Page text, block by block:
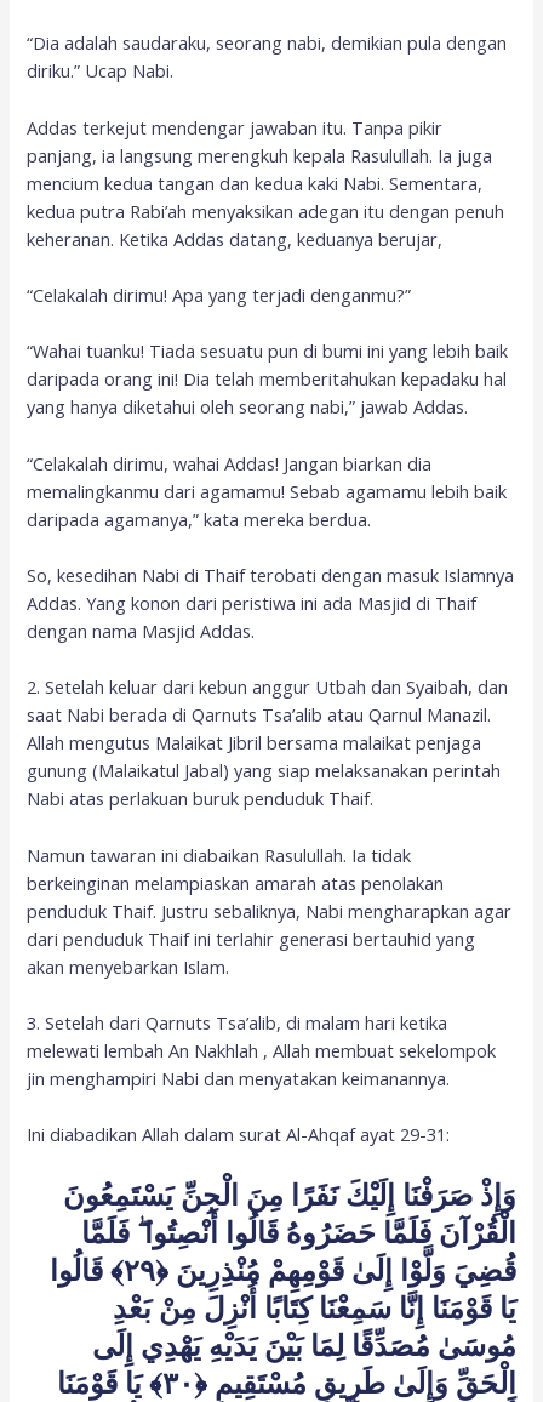
“Dia adalah saudaraku, seorang nabi, demikian pula dengan
diriku.” Ucap Nabi.
Addas terkejut mendengar jawaban itu. Tanpa pikir
panjang, ia langsung merengkuh kepala Rasulullah. Ia juga
mencium kedua tangan dan kedua kaki Nabi. Sementara,
kedua putra Rabi’ah menyaksikan adegan itu dengan penuh
keheranan. Ketika Addas datang, keduanya berujar,
“Celakalah dirimu! Apa yang terjadi denganmu?”
“Wahai tuanku! Tiada sesuatu pun di bumi ini yang lebih baik
daripada orang ini! Dia telah memberitahukan kepadaku hal
yang hanya diketahui oleh seorang nabi,” jawab Addas.
“Celakalah dirimu, wahai Addas! Jangan biarkan dia
memalingkanmu dari agamamu! Sebab agamamu lebih baik
daripada agamanya,” kata mereka berdua.
So, kesedihan Nabi di Thaif terobati dengan masuk Islamnya
Addas. Yang konon dari peristiwa ini ada Masjid di Thaif
dengan nama Masjid Addas.
2. Setelah keluar dari kebun anggur Utbah dan Syaibah, dan
saat Nabi berada di Qarnuts Tsa’alib atau Qarnul Manazil.
Allah mengutus Malaikat Jibril bersama malaikat penjaga
gunung (Malaikatul Jabal) yang siap melaksanakan perintah
Nabi atas perlakuan buruk penduduk Thaif.
Namun tawaran ini diabaikan Rasulullah. Ia tidak
berkeinginan melampiaskan amarah atas penolakan
penduduk Thaif. Justru sebaliknya, Nabi mengharapkan agar
dari penduduk Thaif ini terlahir generasi bertauhid yang
akan menyebarkan Islam.
3. Setelah dari Qarnuts Tsa’alib, di malam hari ketika
melewati lembah An Nakhlah , Allah membuat sekelompok
jin menghampiri Nabi dan menyatakan keimanannya.
Ini diabadikan Allah dalam surat Al-Ahqaf ayat 29-31:
وَإِذْ صَرَفْنَا إِلَيْكَ نَفَرًا مِنَ الْجِنِّ يَسْتَمِعُونَ
الْقُرْآنَ فَلَمَّا حَضَرُوهُ قَالُوا أَنْصِتُوا ۖ فَلَمَّا
قُضِيَ وَلَّوْا إِلَىٰ قَوْمِهِمْ مُنْذِرِينَ ﴿٢٩﴾ قَالُوا
يَا قَوْمَنَا إِنَّا سَمِعْنَا كِتَابًا أُنْزِلَ مِنْ بَعْدِ
مُوسَىٰ مُصَدِّقًا لِمَا بَيْنَ يَدَيْهِ يَهْدِي إِلَى
الْحَقِّ وَإِلَىٰ طَرِيقٍ مُسْتَقِيمٍ ﴿٣٠﴾ يَا قَوْمَنَا